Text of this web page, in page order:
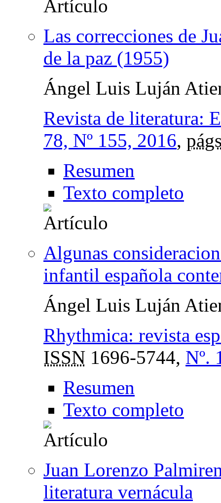
Las correcciones de
de la paz (1955)
Ángel Luis Luján
Revista de literatura:
78, Nº 155, 2016,
Resumen
Texto completo
Algunas
infantil española
Ángel Luis Luján
Rhythmica: revista
ISSN 1696-5744, Nº.
Resumen
Texto completo
Juan Lorenzo
literatura vernácula